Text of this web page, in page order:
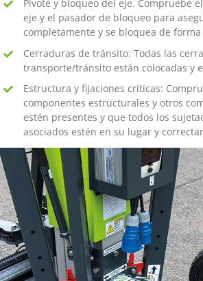
Pivote y bloqueo del eje. Compruebe
eje y el pasador de bloqueo para
completamente y se bloquea de forma
Cerraduras de tránsito: Todas las
transporte/tránsito están colocadas y
Estructura y fijaciones críticas:
componentes estructurales y otros
estén presentes y que todos los
asociados estén en su lugar y